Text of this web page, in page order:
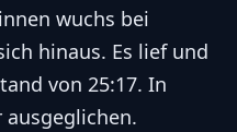
wuchs bei
hinaus. Es lief und
von 25:17. In
ausgeglichen.